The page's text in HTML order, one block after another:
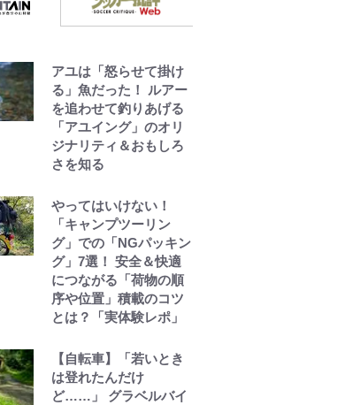
公式-雑用付与術師が自
第56話(1)
公式-転生したら平民で
した。~生活水準に耐え
られないので貴族を目
指します~ 第37話(2)
アユは「怒らせて掛け
る」魚だった！ ルアー
を追わせて釣りあげる
「アユイング」のオリ
ジナリティ＆おもしろ
さを知る
やってはいけない！
「キャンプツーリン
グ」での「NGパッキン
グ」7選！ 安全＆快適
につながる「荷物の順
序や位置」積載のコツ
とは？「実体験レポ」
【自転車】「若いとき
は登れたんだけ
ど……」 グラベルバイ